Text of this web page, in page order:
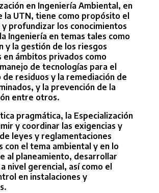
en Ingeniería Ambiental, en
la UTN, tiene como propósito el
profundizar los conocimientos
Ingeniería en temas tales como
y la gestión de los riesgos
en ámbitos privados como
de tecnologías para el
residuos y la remediación de
y la prevención de la
entre otros.
pragmática, la Especialización
y coordinar las exigencias y
leyes y reglamentaciones
con el tema ambiental y en lo
al planeamiento, desarrollar
nivel gerencial, así como el
en instalaciones y